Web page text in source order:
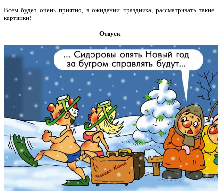
Всем будет очень приятно, в ожидании праздника, рассматривать такие
картинки!
Отпуск